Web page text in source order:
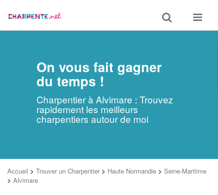
Toggle
search
Toggle
On vous fait gagner
du temps !
Charpentier à Alvimare : Trouvez
rapidement les meilleurs
charpentiers autour de moi
Accueil > Trouver un Charpentier > Haute Normandie > Seine-Maritime
> Alvimare